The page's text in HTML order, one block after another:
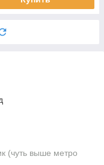
(чуть выше метро